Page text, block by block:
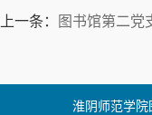
上一条： 图书馆第二党
淮阴师范学